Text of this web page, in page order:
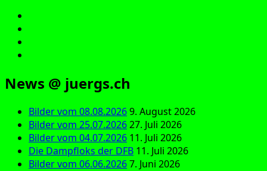
News @ juergs.ch
Bilder vom 08.08.20269. August 2026
Bilder vom 25.07.202627. Juli 2026
Bilder vom 04.07.2026 11. Juli 2026
Die Dampfloks der DFB 11. Juli 2026
Bilder vom 06.06.20267. Juni 2026